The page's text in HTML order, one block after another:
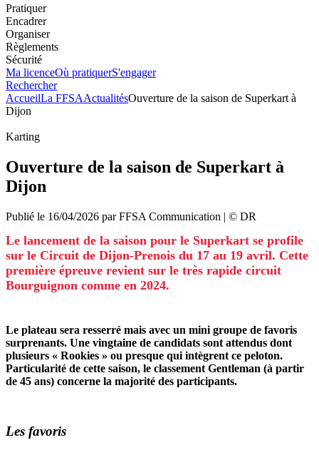
Pratiquer
Encadrer
Organiser
Règlements
Sécurité
Ma licenceOù pratiquerS'engager
Rechercher
AccueilLa FFSAActualitésOuverture de la saison de Superkart à
Dijon
Karting
Ouverture de la saison de Superkart à
Dijon
Publié le 16/04/2026 parFFSA Communication | © DR
Le lancement de la saison pour le Superkart se profile
sur le Circuit de Dijon-Prenois du 17 au 19 avril. Cette
première épreuve revient sur le très rapide circuit
Bourguignon comme en 2024.
Le plateau sera resserré mais avec un mini groupe de favoris
surprenants. Une vingtaine de candidats sont attendus dont
plusieurs « Rookies » ou presque qui intègrent ce peloton.
Particularité de cette saison, le classement Gentleman (à partir
de 45 ans) concerne la majorité des participants.
Les favoris